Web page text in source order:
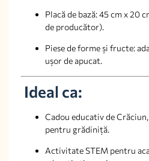
Placă de bază: 45 cm x 20
de producător).
Piese de forme și fructe:
ușor de apucat.
Ideal ca:
Cadou educativ de
pentru grădiniță.
Activitate STEM pentru